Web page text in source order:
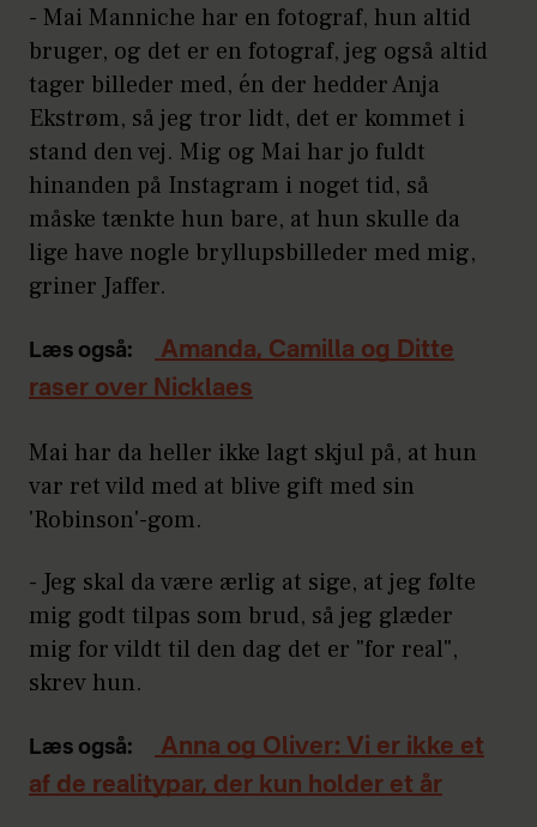
- Mai Manniche har en fotograf, hun altid
bruger, og det er en fotograf, jeg også altid
tager billeder med, én der hedder Anja
Ekstrøm, så jeg tror lidt, det er kommet i
stand den vej. Mig og Mai har jo fuldt
hinanden på Instagram i noget tid, så
måske tænkte hun bare, at hun skulle da
lige have nogle bryllupsbilleder med mig,
griner Jaffer.
Læs også:
Amanda, Camilla og Ditte
raser over Nicklaes
Mai har da heller ikke lagt skjul på, at hun
var ret vild med at blive gift med sin
'Robinson'-gom.
- Jeg skal da være ærlig at sige, at jeg følte
mig godt tilpas som brud, så jeg glæder
mig for vildt til den dag det er "for real",
skrev hun.
Læs også:
Anna og Oliver: Vi er ikke et
af de realitypar, der kun holder et år